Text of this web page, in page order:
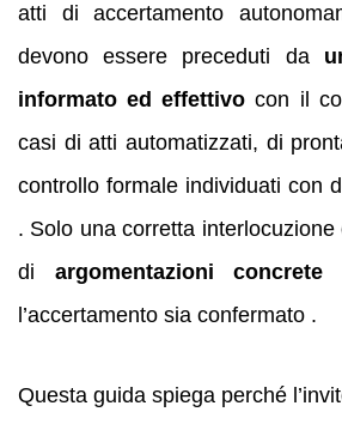
atti di accertamento
devono essere preceduti da
informato ed effettivo con il
casi di atti automatizzati, di
controllo formale individuati con
. Solo una corretta
di argomentazioni concrete
l’accertamento sia confermato .
Questa guida spiega perché